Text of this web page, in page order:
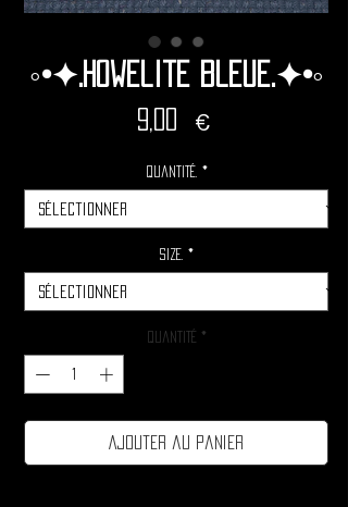
◦•✦.Howelite bleue.✦•◦
9,00 €Prix
Quantité. *
Size. *
Quantité *
Ajouter au panier